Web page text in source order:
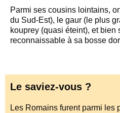
Parmi ses cousins lointains,
du Sud-Est), le gaur (le plus
kouprey (quasi éteint), et
reconnaissable à sa bosse
Le saviez-vous ?
Les Romains furent parmi les